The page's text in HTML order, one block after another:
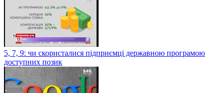
5, 7, 9: чи скористалися підприємці державною програмою
доступних позик